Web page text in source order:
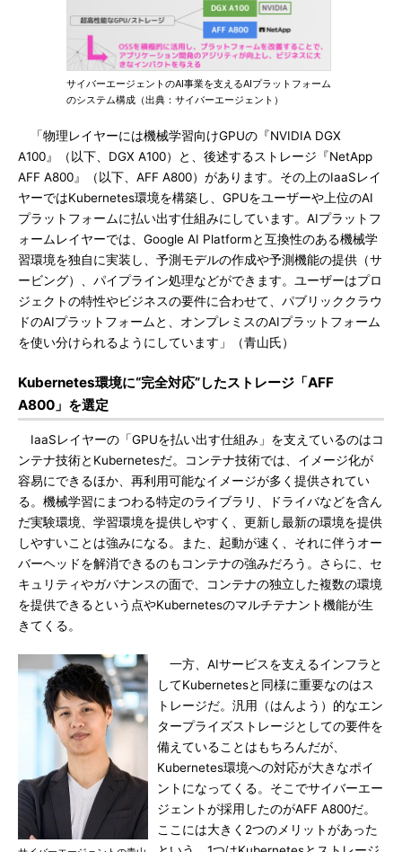
サイバーエージェントのAI事業を支えるAIプラットフォーム
のシステム構成（出典：サイバーエージェント）
「物理レイヤーには機械学習向けGPUの『NVIDIA DGX
A100』（以下、DGX A100）と、後述するストレージ『NetApp
AFF A800』（以下、AFF A800）があります。その上のIaaSレイ
ヤーではKubernetes環境を構築し、GPUをユーザーや上位のAI
プラットフォームに払い出す仕組みにしています。AIプラットフ
ォームレイヤーでは、Google AI Platformと互換性のある機械学
習環境を独自に実装し、予測モデルの作成や予測機能の提供（サ
ービング）、パイプライン処理などができます。ユーザーはプロ
ジェクトの特性やビジネスの要件に合わせて、パブリッククラウ
ドのAIプラットフォームと、オンプレミスのAIプラットフォーム
を使い分けられるようにしています」（青山氏）
Kubernetes環境に“完全対応”したストレージ「AFF
A800」を選定
IaaSレイヤーの「GPUを払い出す仕組み」を支えているのはコ
ンテナ技術とKubernetesだ。コンテナ技術では、イメージ化が
容易にできるほか、再利用可能なイメージが多く提供されてい
る。機械学習にまつわる特定のライブラリ、ドライバなどを含ん
だ実験環境、学習環境を提供しやすく、更新し最新の環境を提供
しやすいことは強みになる。また、起動が速く、それに伴うオー
バーヘッドを解消できるのもコンテナの強みだろう。さらに、セ
キュリティやガバナンスの面で、コンテナの独立した複数の環境
を提供できるという点やKubernetesのマルチテナント機能が生
きてくる。
一方、AIサービスを支えるインフラと
してKubernetesと同様に重要なのはス
トレージだ。汎用（はんよう）的なエン
タープライズストレージとしての要件を
備えていることはもちろんだが、
Kubernetes環境への対応が大きなポイ
ントになってくる。そこでサイバーエー
ジェントが採用したのがAFF A800だ。
ここには大きく2つのメリットがあった